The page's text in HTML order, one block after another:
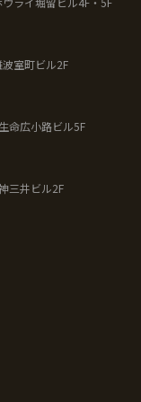
室町ビル2F
命広小路ビル5F
三井ビル2F